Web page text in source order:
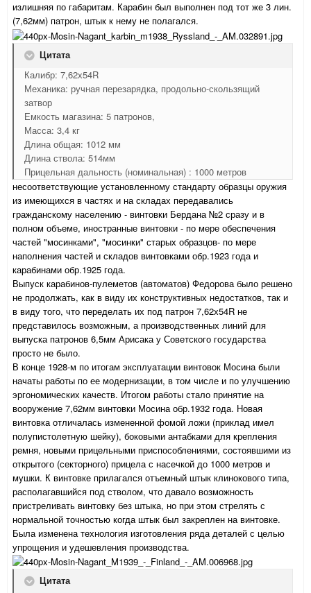
излишняя по габаритам. Карабин был выполнен под тот же 3 лин.
(7,62мм) патрон, штык к нему не полагался.
Цитата
Калибр: 7,62х54R
Механика: ручная перезарядка, продольно-скользящий
затвор
Емкость магазина: 5 патронов,
Масса: 3,4 кг
Длина общая: 1012 мм
Длина ствола: 514мм
Прицельная дальность (номинальная) : 1000 метров
несоответствующие установленному стандарту образцы оружия
из имеющихся в частях и на складах передавались
гражданскому населению - винтовки Бердана №2 сразу и в
полном объеме, иностранные винтовки - по мере обеспечения
частей "мосинками", "мосинки" старых образцов- по мере
наполнения частей и складов винтовками обр.1923 года и
карабинами обр.1925 года.
Выпуск карабинов-пулеметов (автоматов) Федорова было решено
не продолжать, как в виду их конструктивных недостатков, так и
в виду того, что переделать их под патрон 7,62х54R не
представилось возможным, а производственных линий для
выпуска патронов 6,5мм Арисака у Советского государства
просто не было.
В конце 1928-м по итогам эксплуатации винтовок Мосина были
начаты работы по ее модернизации, в том числе и по улучшению
эргономических качеств. Итогом работы стало принятие на
вооружение 7,62мм винтовки Мосина обр.1932 года. Новая
винтовка отличалась измененной фомой ложи (приклад имел
полупистолетную шейку), боковыми антабками для крепления
ремня, новыми прицельными приспособлениями, состоявшими из
открытого (секторного) прицела с насечкой до 1000 метров и
мушки. К винтовке прилагался отъемный штык клинокового типа,
располагавшийся под стволом, что давало возможность
пристреливать винтовку без штыка, но при этом стрелять с
нормальной точностью когда штык был закреплен на винтовке.
Была изменена технология изготовления ряда деталей с целью
упрощения и удешевления производства.
Цитата